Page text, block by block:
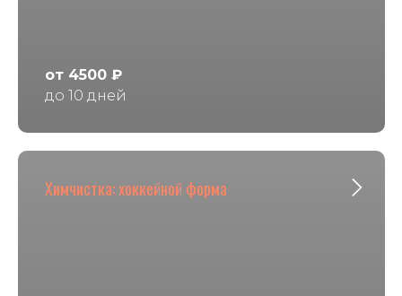
от 4500 ₽
до 10 дней
Химчистка: хоккейной форма